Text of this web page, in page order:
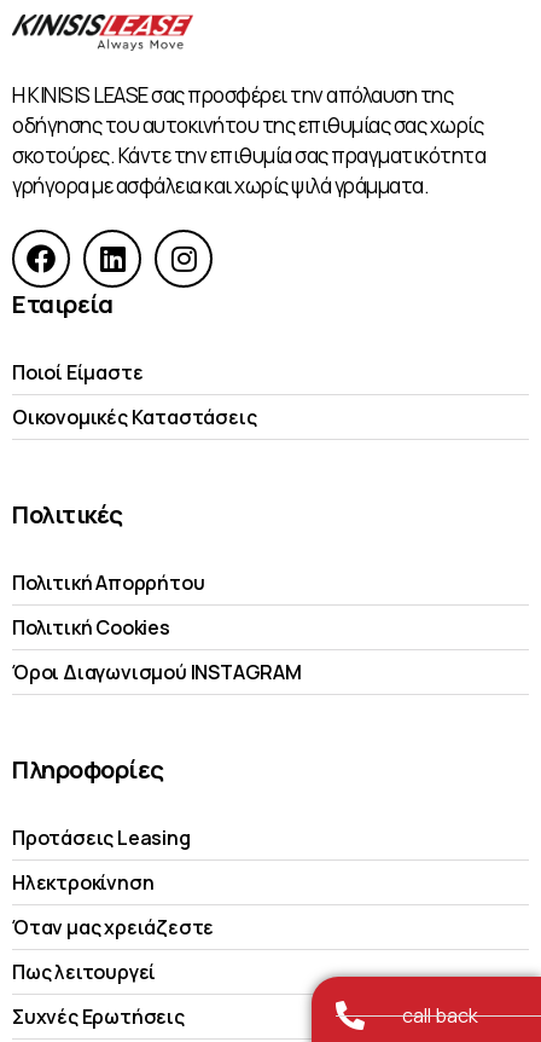
Η KINISIS LEASE σας προσφέρει την απόλαυση της
οδήγησης του αυτοκινήτου της επιθυμίας σας χωρίς
σκοτούρες. Κάντε την επιθυμία σας πραγματικότητα
γρήγορα με ασφάλεια και χωρίς ψιλά γράμματα.
Εταιρεία
Ποιοί Είμαστε
Οικονομικές Kαταστάσεις
Πολιτικές
Πολιτική Απορρήτου
Πολιτική Cookies
Όροι Διαγωνισμού INSTAGRAM
Πληροφορίες
Προτάσεις Leasing
Ηλεκτροκίνηση
Όταν μας χρειάζεστε
Πως λειτουργεί
Συχνές Ερωτήσεις
call back